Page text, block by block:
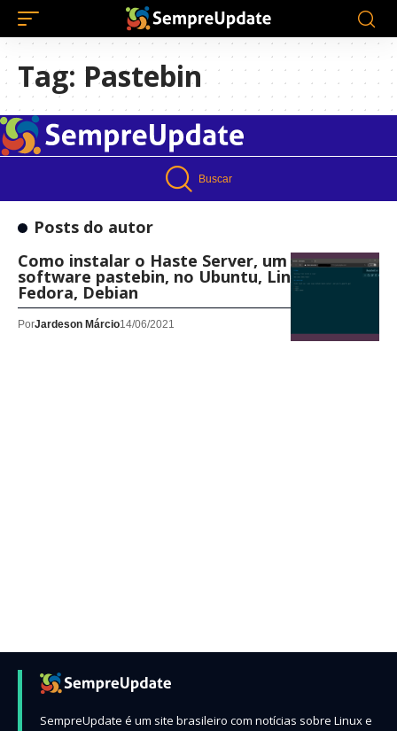
Tag: Pastebin
Buscar
Posts do autor
Como instalar o Haste Server, um um
software pastebin, no Ubuntu, Linux Mint,
Fedora, Debian
PorJardeson Márcio14/06/2021
SempreUpdate é um site brasileiro com notícias sobre Linux e